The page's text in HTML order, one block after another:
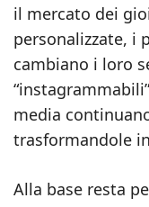
il mercato dei
personalizzate, i
cambiano i loro
media
trasformandole
Alla base resta